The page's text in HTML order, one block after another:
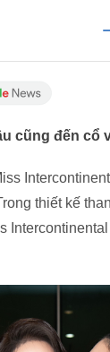
cũng đến cổ
thiết kế